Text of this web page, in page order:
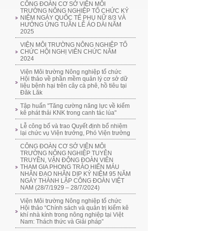
CÔNG ĐOÀN CƠ SỞ VIỆN MÔI
TRƯỜNG NÔNG NGHIỆP TỔ CHỨC KỶ
NIỆM NGÀY QUỐC TẾ PHỤ NỮ 8/3 VÀ
HƯỞNG ỨNG TUẦN LỄ ÁO DÀI NĂM
2025
VIỆN MÔI TRƯỜNG NÔNG NGHIỆP TỔ
CHỨC HỘI NGHỊ VIÊN CHỨC NĂM
2024
Viện Môi trường Nông nghiệp tổ chức
Hội thảo về phần mềm quản lý cơ sở dữ
liệu bệnh hại trên cây cà phê, hồ tiêu tại
Đăk Lăk
Tập huấn "Tăng cường năng lực về kiểm
kê phát thải KNK trong canh tác lúa"
Lễ công bố và trao Quyết định bổ nhiệm
lại chức vụ Viện trưởng, Phó Viện trưởng
CÔNG ĐOÀN CƠ SỞ VIỆN MÔI
TRƯỜNG NÔNG NGHIỆP TUYÊN
TRUYỀN, VẬN ĐỘNG ĐOÀN VIÊN
THAM GIA PHONG TRÀO HIẾN MÁU
NHÂN ĐẠO NHÂN DỊP KỶ NIỆM 95 NĂM
NGÀY THÀNH LẬP CÔNG ĐOÀN VIỆT
NAM (28/7/1929 – 28/7/2024)
Viện Môi trường Nông nghiệp tổ chức
Hội thảo “Chính sách và quản trị kiểm kê
khí nhà kính trong nông nghiệp tại Việt
Nam: Thách thức và Giải pháp”